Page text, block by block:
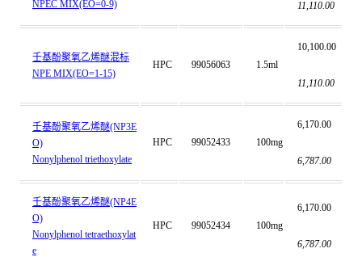
NPEC MIX(EO=0-9)
11,110.00
壬基酚聚氧乙烯醚混标
NPE MIX(EO=1-15)
HPC 99056063 1.5ml
10,100.00
11,110.00
壬基酚聚氧乙烯醚(NP3E
O)
Nonylphenol triethoxylate
HPC 99052433 100mg
6,170.00
6,787.00
壬基酚聚氧乙烯醚(NP4E
O)
Nonylphenol tetraethoxylat
e
HPC 99052434 100mg
6,170.00
6,787.00